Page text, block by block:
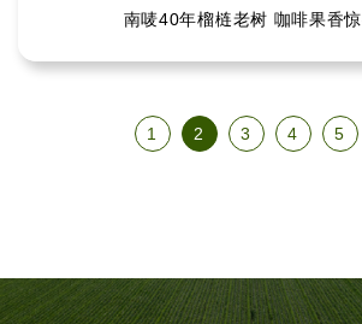
南唛40年榴梿老树 咖啡果香
1 2 3 4 5